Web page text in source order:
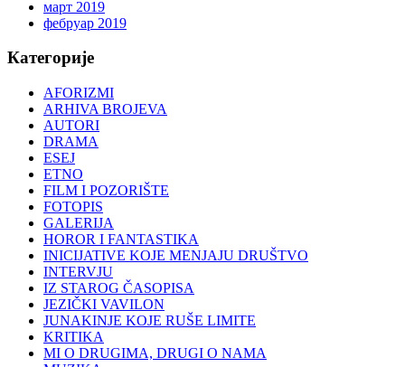
март 2019
фебруар 2019
Категорије
AFORIZMI
ARHIVA BROJEVA
AUTORI
DRAMA
ESEJ
ETNO
FILM I POZORIŠTE
FOTOPIS
GALERIJA
HOROR I FANTASTIKA
INICIJATIVE KOJE MENJAJU DRUŠTVO
INTERVJU
IZ STAROG ČASOPISA
JEZIČKI VAVILON
JUNAKINJE KOJE RUŠE LIMITE
KRITIKA
MI O DRUGIMA, DRUGI O NAMA